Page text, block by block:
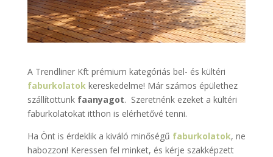
A Trendliner Kft prémium kategóriás bel- és kültéri
faburkolatok kereskedelme! Már számos épülethez
szállítottunk faanyagot. Szeretnénk ezeket a kültéri
faburkolatokat itthon is elérhetővé tenni.
Ha Önt is érdeklik a kiváló minőségű faburkolatok, ne
habozzon! Keressen fel minket, és kérje szakképzett